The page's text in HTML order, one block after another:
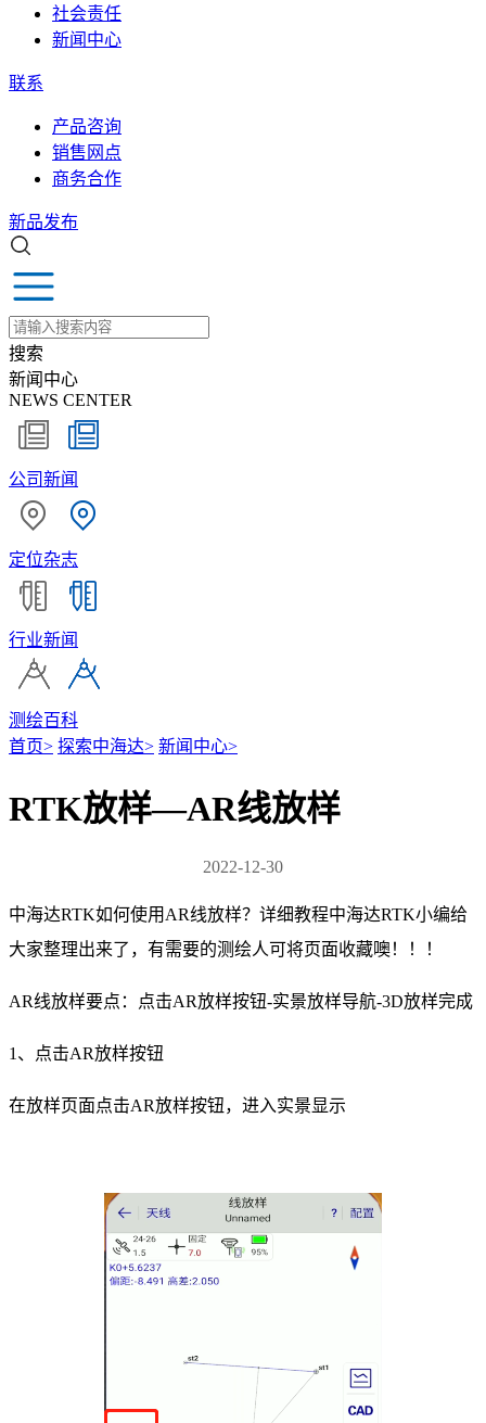
社会责任
新闻中心
联系
产品咨询
销售网点
商务合作
新品发布
搜索
新闻中心
NEWS CENTER
公司新闻
定位杂志
行业新闻
测绘百科
首页> 探索中海达> 新闻中心>
RTK放样—AR线放样
2022-12-30
中海达RTK如何使用AR线放样？详细教程中海达RTK小编给
大家整理出来了，有需要的测绘人可将页面收藏噢！！！
AR线放样要点：点击AR放样按钮-实景放样导航-3D放样完成
1、点击AR放样按钮
在放样页面点击AR放样按钮，进入实景显示